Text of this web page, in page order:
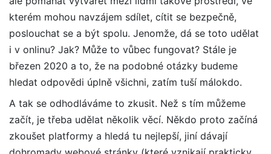
kterém mohou navzájem sdílet, cítit se bezpečně,
poslouchat se a být spolu. Jenomže, dá se toto udělat
i v onlinu? Jak? Může to vůbec fungovat? Stále je
březen 2020 a to, že na podobné otázky budeme
hledat odpovědi úplně všichni, zatím tuší málokdo.
A tak se odhodláváme to zkusit. Než s tím můžeme
začít, je třeba udělat několik věcí. Někdo proto začíná
zkoušet platformy a hledá tu nejlepší, jiní dávají